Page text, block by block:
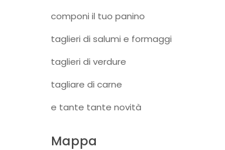
componi il tuo panino
taglieri di salumi e formaggi
taglieri di verdure
tagliare di carne
e tante tante novità
Mappa